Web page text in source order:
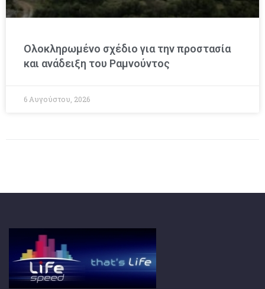
Ολοκληρωμένο σχέδιο για την προστασία
και ανάδειξη του Ραμνούντος
6 Αυγούστου, 2026